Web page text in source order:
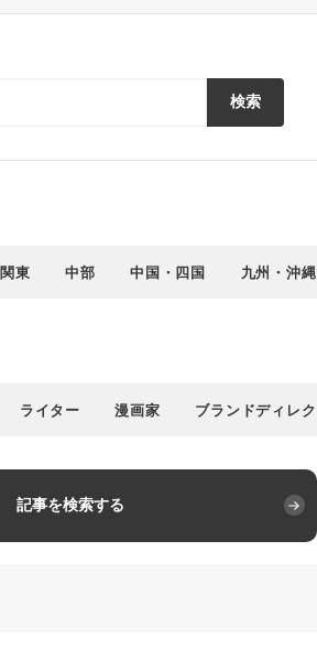
検索
関東 中部 中国・四国 九州・沖縄
ライター 漫画家 ブランドディレ
記事を検索する